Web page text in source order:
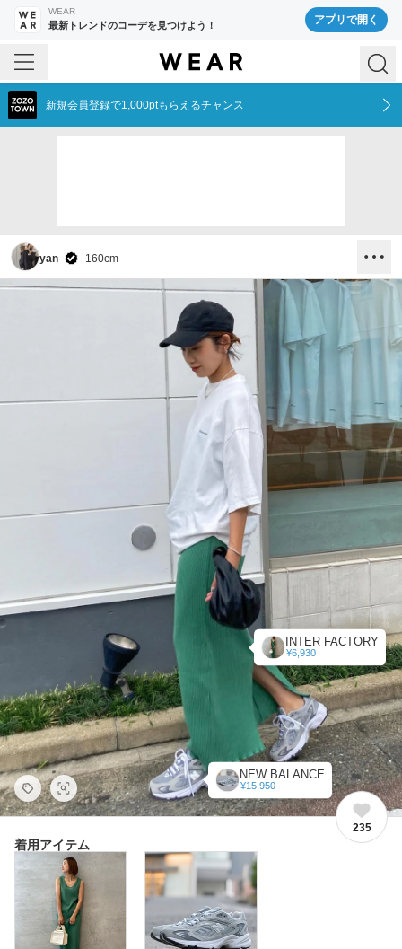
WEAR
最新トレンドのコーデを見つけよう！ アプリで開く
新規会員登録で1,000ptもらえるチャンス
yan 160cm
INTER FACTORY
¥6,930
NEW BALANCE
¥15,950
235
着用アイテム